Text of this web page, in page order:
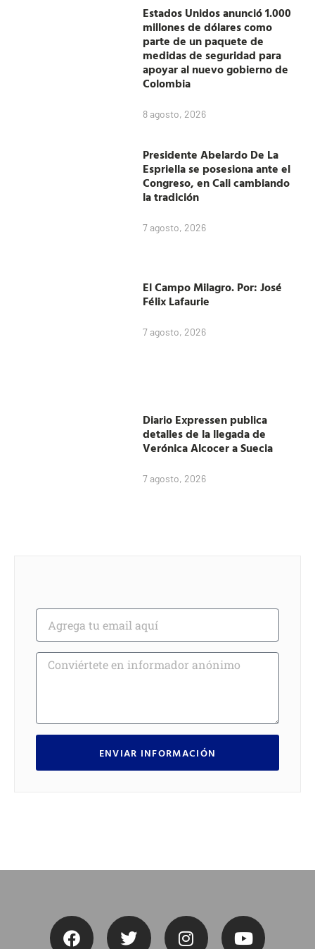
Estados Unidos anunció 1.000
millones de dólares como
parte de un paquete de
medidas de seguridad para
apoyar al nuevo gobierno de
Colombia
8 agosto, 2026
Presidente Abelardo De La
Espriella se posesiona ante el
Congreso, en Cali cambiando
la tradición
7 agosto, 2026
El Campo Milagro. Por: José
Félix Lafaurie
7 agosto, 2026
Diario Expressen publica
detalles de la llegada de
Verónica Alcocer a Suecia
7 agosto, 2026
ENVIAR INFORMACIÓN